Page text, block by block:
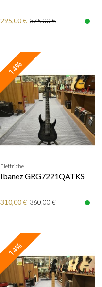
295,00 € 375,00 €
14%
Elettriche
Ibanez GRG7221QATKS
310,00 € 360,00 €
14%